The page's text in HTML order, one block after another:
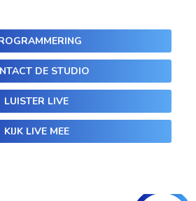
DE STUDIO
LUISTER LIVE
KIJK LIVE MEE